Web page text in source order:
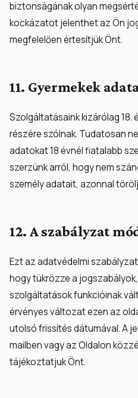
biztonságának olyan
kockázatot jelenthet az Ön
megfelelően értesítjük Önt.
11. Gyermekek
Szolgáltatásaink kizárólag
részére szólnak. Tudatosan
adatokat 18 évnél fiatalabb
szerzünk arról, hogy nem
személy adatait, azonnal
12. A szabályzat
Ezt az adatvédelmi
hogy tükrözze a
szolgáltatások funkcióinak
érvényes változat ezen az
utolsó frissítés dátumával. A
mailben vagy az Oldalon
tájékoztatjuk Önt.